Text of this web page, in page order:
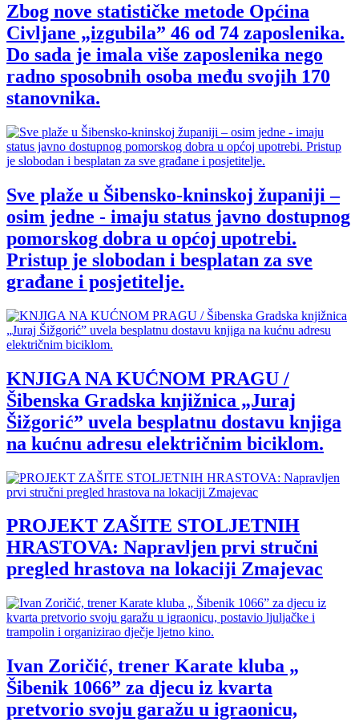
Zbog nove statističke metode Općina
Civljane „izgubila” 46 od 74 zaposlenika.
Do sada je imala više zaposlenika nego
radno sposobnih osoba među svojih 170
stanovnika.
Sve plaže u Šibensko-kninskoj županiji –
osim jedne - imaju status javno dostupnog
pomorskog dobra u općoj upotrebi.
Pristup je slobodan i besplatan za sve
građane i posjetitelje.
KNJIGA NA KUĆNOM PRAGU /
Šibenska Gradska knjižnica „Juraj
Šižgorić” uvela besplatnu dostavu knjiga
na kućnu adresu električnim biciklom.
PROJEKT ZAŠITE STOLJETNIH
HRASTOVA: Napravljen prvi stručni
pregled hrastova na lokaciji Zmajevac
Ivan Zoričić, trener Karate kluba „
Šibenik 1066” za djecu iz kvarta
pretvorio svoju garažu u igraonicu,